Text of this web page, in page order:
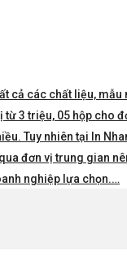
cả các chất liệu,
3 triệu, 05 hộp cho
Tuy nhiên tại In
đơn vị trung gian
nghiệp lựa chọn.…